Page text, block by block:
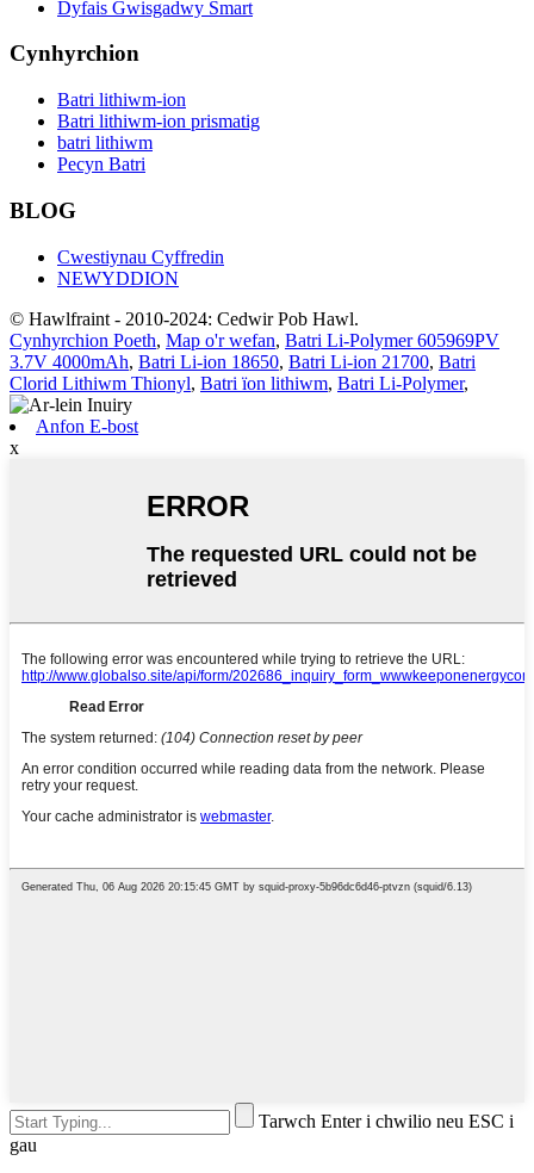
Dyfais Gwisgadwy Smart
Cynhyrchion
Batri lithiwm-ion
Batri lithiwm-ion prismatig
batri lithiwm
Pecyn Batri
BLOG
Cwestiynau Cyffredin
NEWYDDION
© Hawlfraint - 2010-2024: Cedwir Pob Hawl.
Cynhyrchion Poeth, Map o'r wefan, Batri Li-Polymer 605969PV
3.7V 4000mAh, Batri Li-ion 18650, Batri Li-ion 21700, Batri
Clorid Lithiwm Thionyl, Batri ïon lithiwm, Batri Li-Polymer,
Anfon E-bost
x
Tarwch Enter i chwilio neu ESC i
gau